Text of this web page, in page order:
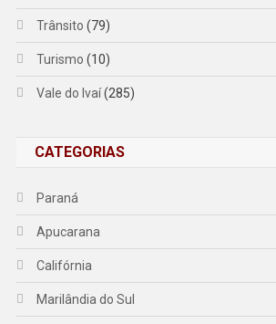
Trânsito (79)
Turismo (10)
Vale do Ivaí(285)
CATEGORIAS
Paraná
Apucarana
Califórnia
Marilândia do Sul